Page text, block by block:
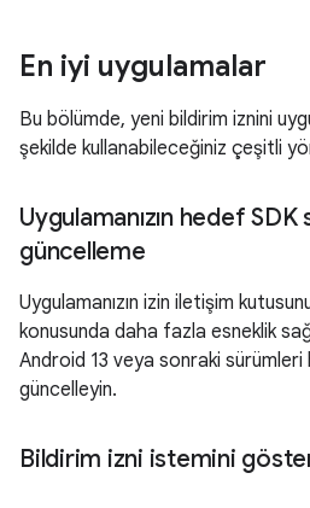
En iyi uygulamalar
Bu bölümde, yeni bildirim iznini
şekilde kullanabileceğiniz çeşitli
Uygulamanızın hedef SDK
güncelleme
Uygulamanızın izin iletişim
konusunda daha fazla esneklik
Android 13 veya sonraki
güncelleyin.
Bildirim izni istemini